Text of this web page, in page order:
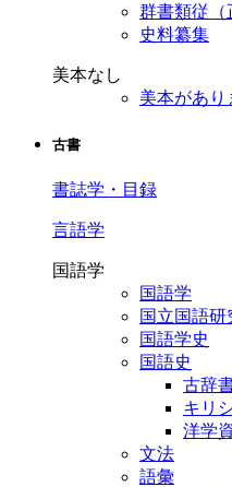
群書類従（
史料纂集
美本なし
美本があり
古書
書誌学・目録
言語学
国語学
国語学
国立国語
国語学史
国語史
古辞
キリ
洋学
文法
語彙